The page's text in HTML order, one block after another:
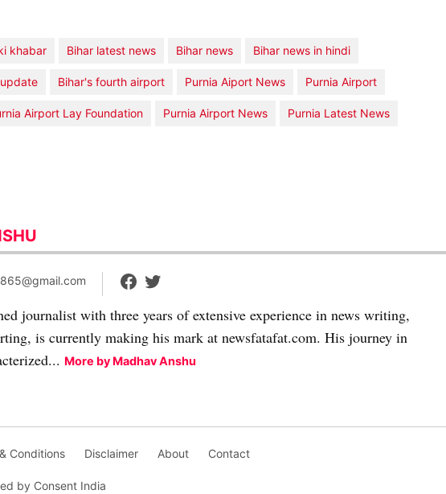
khabar Bihar latest news Bihar news Bihar news in hindi
Bihar's fourth airport Purnia Aiport News Purnia Airport
Airport Lay Foundation Purnia Airport News Purnia Latest News
journalist with three years of extensive experience in news writing,
is currently making his mark at newsfatafat.com. His journey in
More by Madhav Anshu
Conditions Disclaimer About Contact
by Consent India